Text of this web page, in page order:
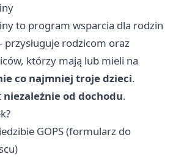
to program wsparcia dla rodzin
rodzicom oraz
którzy mają lub mieli na
co najmniej troje dzieci.
niezależnie od dochodu.
GOPS (formularz do